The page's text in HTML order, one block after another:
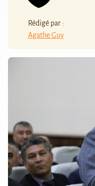
Rédigé par :
Agathe Guy